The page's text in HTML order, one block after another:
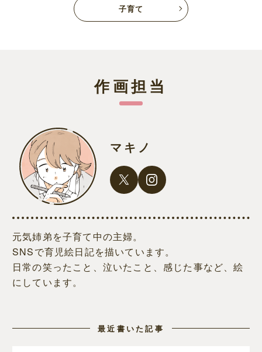
子育て
作画担当
マキノ
元気姉弟を子育て中の主婦。
SNSで育児絵日記を描いています。
日常の笑ったこと、泣いたこと、感じた事など、絵
にしています。
最近書いた記事